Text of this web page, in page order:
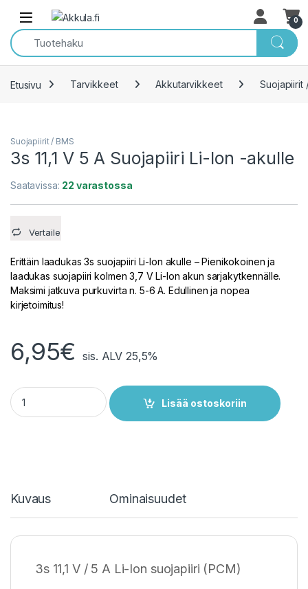
Skip to navigation
Skip to content
Open 0
Etusivu Tarvikkeet Akkutarvikkeet Suojapiirit
Suojapiirit / BMS
3s 11,1 V 5 A Suojapiiri Li-Ion -akulle
Saatavissa: 22 varastossa
Vertaile
Erittäin laadukas 3s suojapiiri Li-Ion akulle – Pienikokoinen ja
laadukas suojapiiri kolmen 3,7 V Li-Ion akun sarjakytkennälle.
Maksimi jatkuva purkuvirta n. 5-6 A. Edullinen ja nopea
kirjetoimitus!
6,95€ sis. ALV 25,5%
3s 11,1 V 5 A Suojapiiri Li-Ion -akulle quantity
Lisää ostoskoriin
Kuvaus Ominaisuudet
3s 11,1 V / 5 A Li-Ion suojapiiri (PCM)